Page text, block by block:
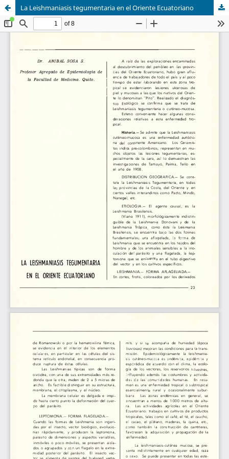
La Leishmaniasis tegumentaria en el Oriente Ecuatoriano